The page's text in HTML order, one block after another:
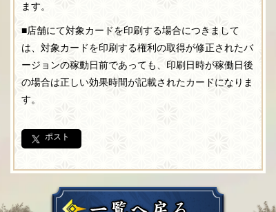
ます。
■店舗にて対象カードを印刷する場合につきまして
は、対象カードを印刷する権利の取得が修正されたバ
ージョンの稼動日前であっても、印刷日時が稼働日後
の場合は正しい効果時間が記載されたカードになりま
す。
ポスト